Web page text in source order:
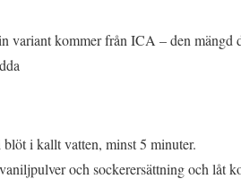
variant kommer från ICA – den
i kallt vatten, minst 5 minuter.
och sockerersättning och låt